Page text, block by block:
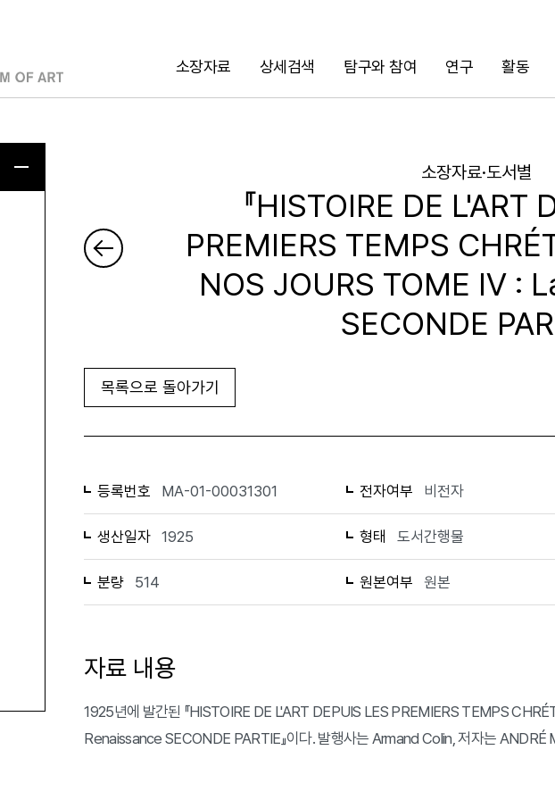
소장자료 상세검색 탐구와 참여 연구 활동
검색
소장자료·도서별
『HISTOIRE DE L'ART
PREMIERS TEMPS
NOS JOURS TOME Ⅳ :
SECONDE
목록으로 돌아가기
등록번호 MA-01-00031301 전자여부 비전자
생산일자 1925 형태 도서간행물
분량 514 원본여부 원본
자료 내용
1925년에 발간된 『HISTOIRE DE L'ART DEPUIS LES PREMIERS TEMPS
Renaissance SECONDE PARTIE』이다. 발행사는 Armand Colin, 저자는